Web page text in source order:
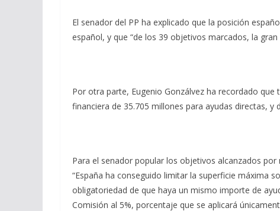
El senador del PP ha explicado que la posición
español, y que “de los 39 objetivos marcados, la
Por otra parte, Eugenio Gonzálvez ha recordado
financiera de 35.705 millones para ayudas directas, y
Para el senador popular los objetivos alcanzados
“España ha conseguido limitar la superficie máxima
obligatoriedad de que haya un mismo importe de
Comisión al 5%, porcentaje que se aplicará